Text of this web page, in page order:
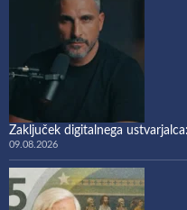
Zaključek digitalnega
09.08.2026